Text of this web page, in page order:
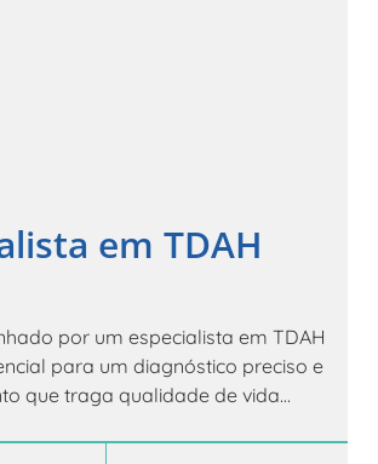
em TDAH
por um especialista em TDAH
para um diagnóstico preciso e
que traga qualidade de vida...